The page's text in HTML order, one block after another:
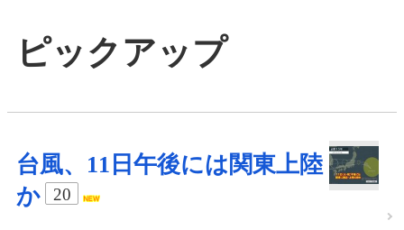
ピックアップ
台風、11日午後には関東上陸
か
20